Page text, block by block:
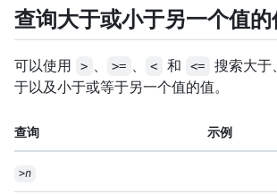
查询大于或小于另一个值的
可以使用 > 、 >= 、 < 和 <=
搜索大于
于以及小于或等于另一个值的值。
查询 示例
>n